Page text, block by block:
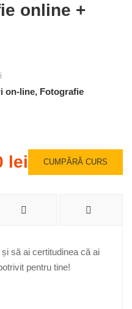
online +
on-line, Fotografie
lei CUMPĂRĂ CURS
să ai certitudinea că ai
pentru tine!